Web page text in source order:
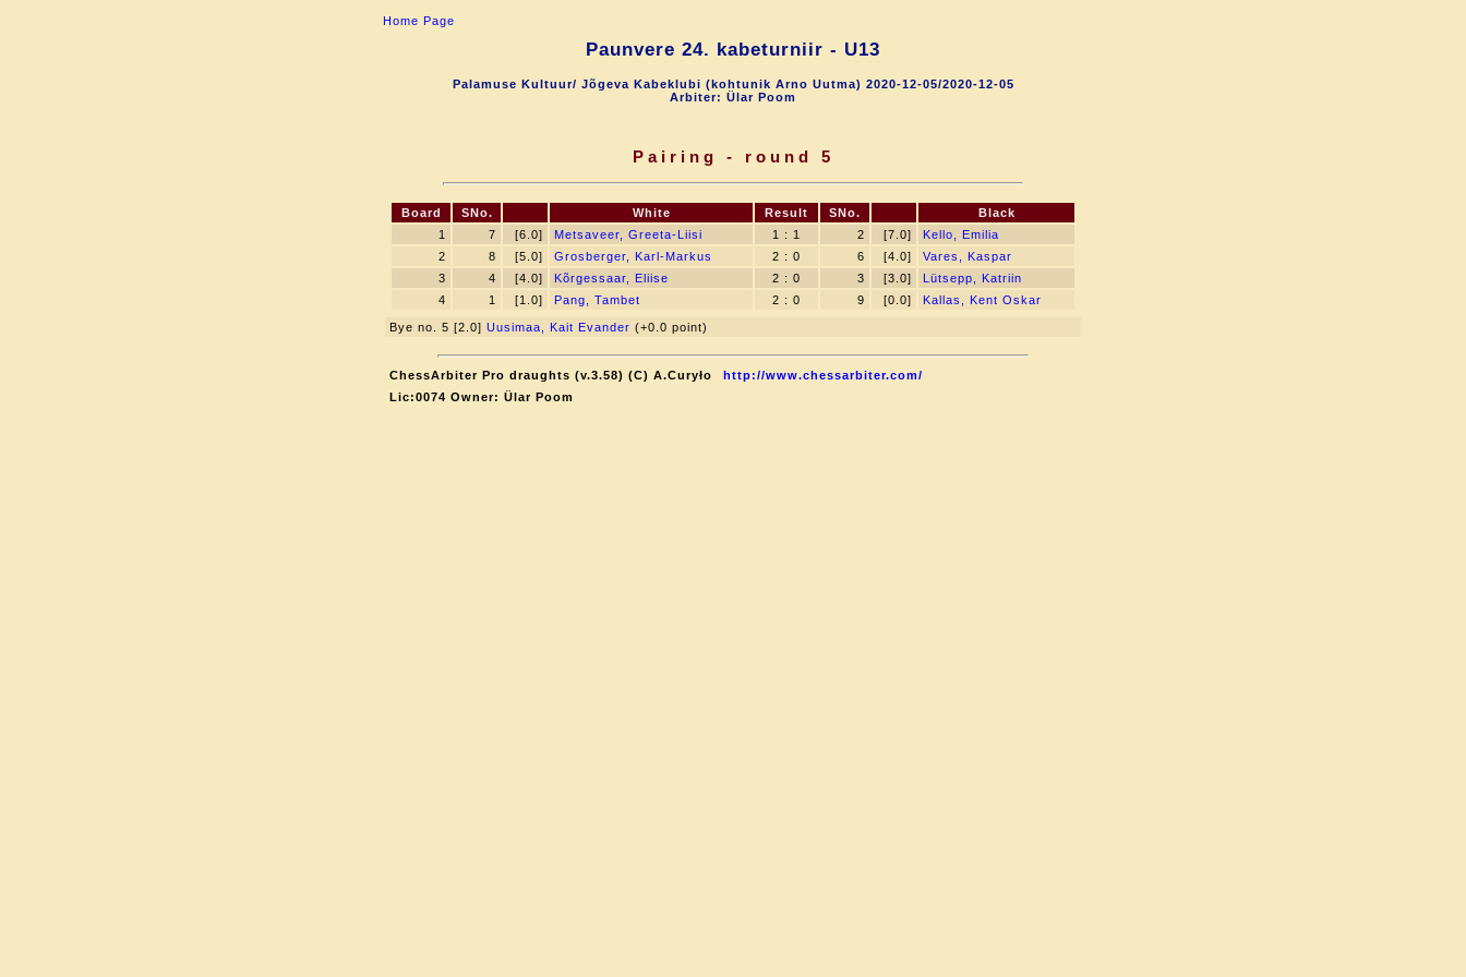
Home Page
Paunvere 24. kabeturniir - U13
Palamuse Kultuur/ Jõgeva Kabeklubi (kohtunik Arno Uutma) 2020-12-05/2020-12-05
Arbiter: Ülar Poom
Pairing - round 5
Board SNo. White Result SNo.
Black
1
7 [6.0] Metsaveer, Greeta-Liisi 1 : 1 2 [7.0]
Kello, Emilia
2
8 [5.0] Grosberger, Karl-Markus 2 : 0 6 [4.0]
Vares, Kaspar
3
4 [4.0] Kõrgessaar, Eliise 2 : 0 3 [3.0]
Lütsepp, Katriin
4
1 [1.0] Pang, Tambet 2 : 0 9 [0.0] Kallas, Kent Oskar
Bye no. 5 [2.0] Uusimaa, Kait Evander (+0.0 point)
ChessArbiter Pro draughts (v.3.58) (C) A.Curyło
http://www.chessarbiter.com/
Lic:0074 Owner: Ülar Poom